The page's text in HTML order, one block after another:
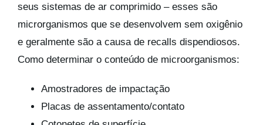
seus sistemas de ar comprimido – esses são
microrganismos que se desenvolvem sem oxigênio
e geralmente são a causa de recalls dispendiosos.
Como determinar o conteúdo de microorganismos:
Amostradores de impactação
Placas de assentamento/contato